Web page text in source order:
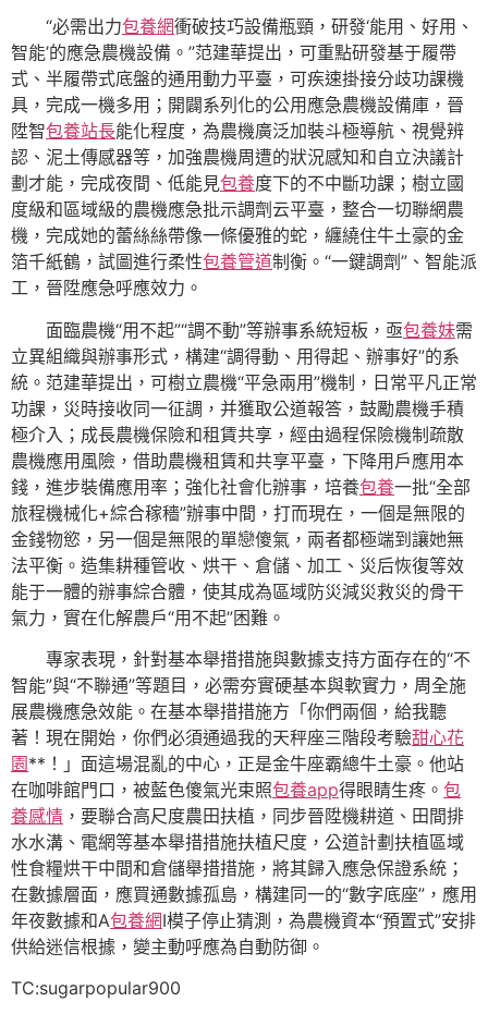
“必需出力包養網衝破技巧設備瓶頸，研發‘能用、好用、
智能’的應急農機設備。”范建華提出，可重點研發基于履帶
式、半履帶式底盤的通用動力平臺，可疾速掛接分歧功課機
具，完成一機多用；開闢系列化的公用應急農機設備庫，晉
陞智包養站長能化程度，為農機廣泛加裝斗極導航、視覺辨
認、泥土傳感器等，加強農機周遭的狀況感知和自立決議計
劃才能，完成夜間、低能見包養度下的不中斷功課；樹立國
度級和區域級的農機應急批示調劑云平臺，整合一切聯網農
機，完成她的蕾絲絲帶像一條優雅的蛇，纏繞住牛土豪的金
箔千紙鶴，試圖進行柔性包養管道制衡。“一鍵調劑”、智能派
工，晉陞應急呼應效力。
面臨農機“用不起”“調不動”等辦事系統短板，亟包養妹需
立異組織與辦事形式，構建“調得動、用得起、辦事好”的系
統。范建華提出，可樹立農機“平急兩用”機制，日常平凡正常
功課，災時接收同一征調，并獲取公道報答，鼓勵農機手積
極介入；成長農機保險和租賃共享，經由過程保險機制疏散
農機應用風險，借助農機租賃和共享平臺，下降用戶應用本
錢，進步裝備應用率；強化社會化辦事，培養包養一批“全部
旅程機械化+綜合稼穡”辦事中間，打而現在，一個是無限的
金錢物慾，另一個是無限的單戀傻氣，兩者都極端到讓她無
法平衡。造集耕種管收、烘干、倉儲、加工、災后恢復等效
能于一體的辦事綜合體，使其成為區域防災減災救災的骨干
氣力，實在化解農戶“用不起”困難。
專家表現，針對基本舉措措施與數據支持方面存在的“不
智能”與“不聯通”等題目，必需夯實硬基本與軟實力，周全施
展農機應急效能。在基本舉措措施方「你們兩個，給我聽
著！現在開始，你們必須通過我的天秤座三階段考驗甜心花
園**！」面這場混亂的中心，正是金牛座霸總牛土豪。他站
在咖啡館門口，被藍色傻氣光束照包養app得眼睛生疼。 包
養感情 ，要聯合高尺度農田扶植，同步晉陞機耕道、田間排
水水溝、電網等基本舉措措施扶植尺度，公道計劃扶植區域
性食糧烘干中間和倉儲舉措措施，將其歸入應急保證系統；
在數據層面，應買通數據孤島，構建同一的“數字底座”，應用
年夜數據和A包養網I模子停止猜測，為農機資本“預置式”安排
供給迷信根據，變主動呼應為自動防御。
TC:sugarpopular900